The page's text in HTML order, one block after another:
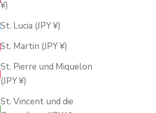
¥)
St. Lucia (JPY ¥)
St. Martin (JPY ¥)
St. Pierre und Miquelon
(JPY ¥)
St. Vincent und die